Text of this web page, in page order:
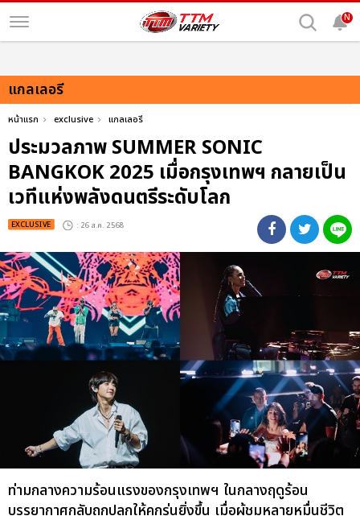
N
แกลเลอรี
หน้าแรก exclusive แกลเลอรี
ประมวลภาพ SUMMER SONIC
BANGKOK 2025 เมื่อกรุงเทพฯ กลายเป็น
เวทีแห่งพลังดนตรีระดับโลก
EXCLUSIVE : 26 ส.ค. 2568
ท่ามกลางความร้อนแรงของกรุงเทพฯ ในกลางฤดูร้อน
บรรยากาศกลับถูกปลุกให้คุกรุ่นยิ่งขึ้น เมื่อผู้ชมหลายหมื่นชีวิต